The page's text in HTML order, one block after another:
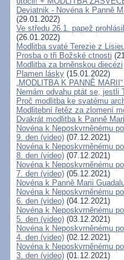
Deviatnik - Novéna k Panně
(29.01.2022)
Ve středu 26.1. papež
(26.01.2022)
Modlitba svaté Terezie z
Prosba o tři Božské ctnosti
Modlitba za brněnskou diecézi
Plamen lásky (15.01.2022)
„MODLITBA K PANNĚ
Nemám odvahu ptát se, jestli
Proč modlitba ke svatému
Modlitební řetěz za zlomení
Dvakrát modlitba k Panně
Novéna k Neposkvrněnému
9. den (video) (07.12.2021)
Novéna k Neposkvrněnému
8. den (video) (07.12.2021)
Novéna k Neposkvrněnému
7. den (video) (05.12.2021)
Novéna k Panně Marii
Novéna k Neposkvrněnému
6. den (video) (04.12.2021)
Novéna k Neposkvrněnému
5. den (video) (03.12.2021)
Novéna k Neposkvrněnému
4. den (video) (02.12.2021)
Novéna k Neposkvrněnému
3. den (video) (01.12.2021)